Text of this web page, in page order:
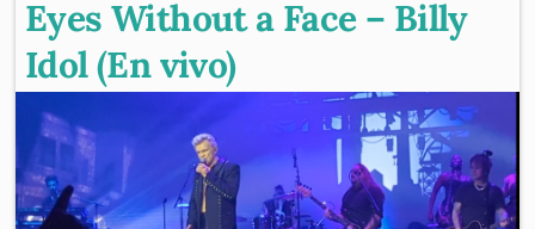
Eyes Without a Face – Billy
Idol (En vivo)